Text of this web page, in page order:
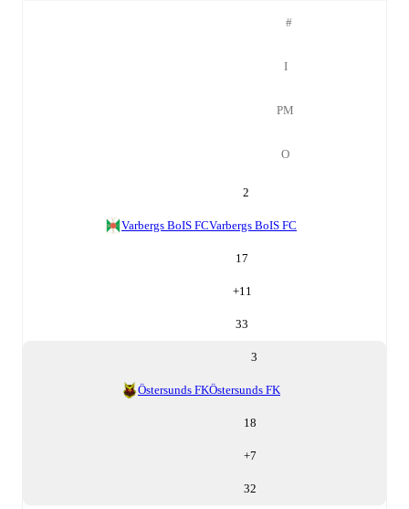
#
І
РМ
О
2
Varbergs BoIS FCVarbergs BoIS FC
17
+11
33
3
Östersunds FKÖstersunds FK
18
+7
32